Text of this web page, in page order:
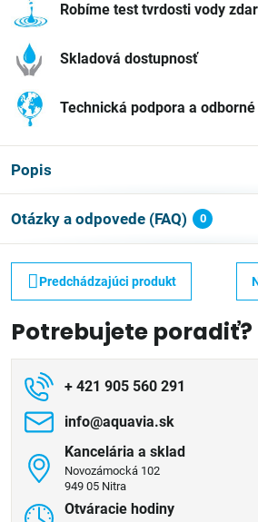
Robíme test tvrdosti vody
Skladová dostupnosť
Technická podpora a
Popis
Otázky a odpovede (FAQ) 0
Predchádzajúci produkt
Potrebujete poradiť?
+ 421 905 560 291
info​@aquavia​.sk
Kancelária a sklad
Novozámocká 102
949 05 Nitra
Otváracie hodiny